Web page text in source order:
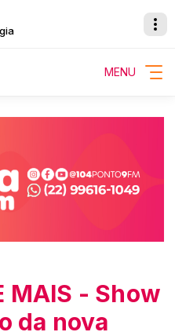
MENU
MAIS - Show
da nova